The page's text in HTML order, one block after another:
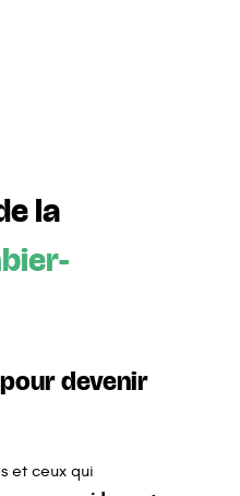
la
devenir
et ceux qui